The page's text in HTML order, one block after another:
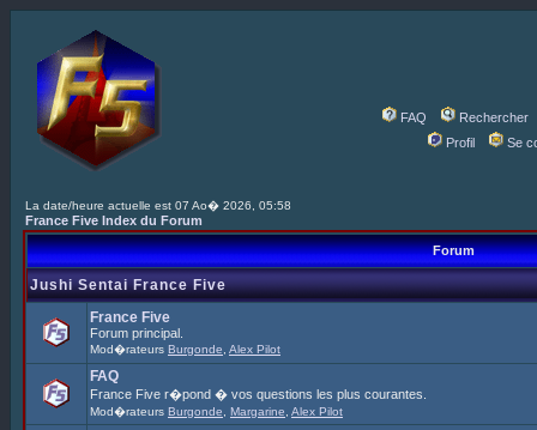
FAQ
Rechercher
Profil
Se
La date/heure actuelle est 07 Ao� 2026, 05:58
France Five Index du Forum
Forum
Jushi Sentai France Five
France Five
Forum principal.
Mod�rateurs Burgonde Alex Pilot
FAQ
France Five r�pond � vos questions les plus courantes.
Mod�rateurs Burgonde Margarine Alex Pilot